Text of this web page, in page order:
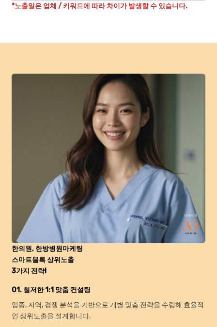
*노출일은 업체 / 키워드에 따라 차이가 발생할 수 있습니다.
한의원, 한방병원마케팅
스마트블록 상위노출
3가지 전략!
01. 철저한 1:1 맞춤 컨설팅
업종, 지역, 경쟁 분석을 기반으로 개별 맞춤 전략을 수립해 효율적
인 상위노출을 설계합니다.